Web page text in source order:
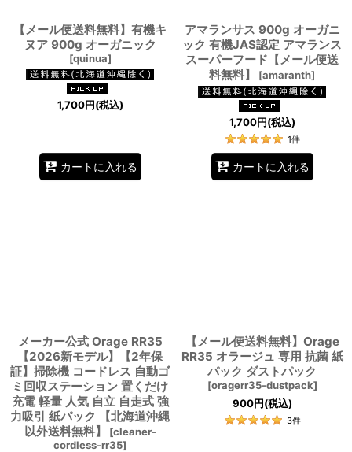
【メール便送料無料】有機キ
ヌア 900g オーガニック
[quinua]
1,700円(税込)
カートに入れる
アマランサス 900g オーガニ
ック 有機JAS認定 アマランス
スーパーフード【メール便送
料無料】
[amaranth]
1,700円(税込)
1件
カートに入れる
メーカー公式 Orage RR35
【2026新モデル】【2年保
証】掃除機 コードレス 自動ゴ
ミ回収ステーション 置くだけ
充電 軽量 人気 自立 自走式 強
力吸引 紙パック 【北海道沖縄
以外送料無料】
[cleaner-
cordless-rr35]
【メール便送料無料】Orage
RR35 オラージュ 専用 抗菌 紙
パック ダストパック
[oragerr35-dustpack]
900円(税込)
3件